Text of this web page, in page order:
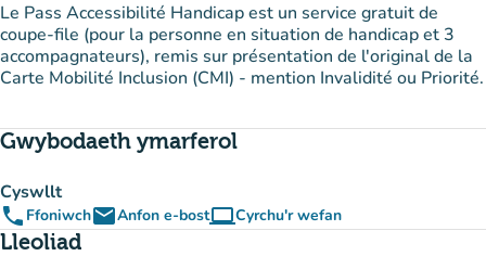
Le Pass Accessibilité Handicap est un service gratuit de
coupe-file (pour la personne en situation de handicap et 3
accompagnateurs), remis sur présentation de l'original de la
Carte Mobilité Inclusion (CMI) - mention Invalidité ou Priorité.
Gwybodaeth ymarferol
Cyswllt
phone FfoniwchemailAnfon e-bostcomputerCyrchu'r wefan
(tab newydd)
Lleoliad